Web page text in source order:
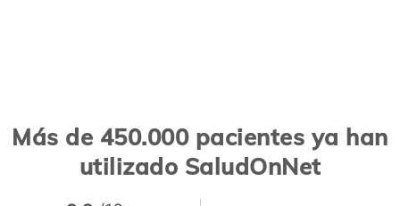
Más de 450.000 pacientes ya han
utilizado SaludOnNet